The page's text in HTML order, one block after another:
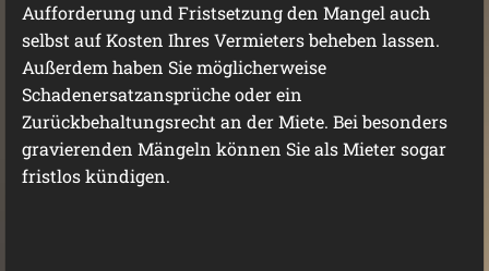
Aufforderung und Fristsetzung den Mangel auch
selbst auf Kosten Ihres Vermieters beheben lassen.
Außerdem haben Sie möglicherweise
Schadenersatzansprüche oder ein
Zurückbehaltungsrecht an der Miete. Bei besonders
gravierenden Mängeln können Sie als Mieter sogar
fristlos kündigen.